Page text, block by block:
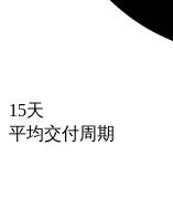
15天
平均交付周期